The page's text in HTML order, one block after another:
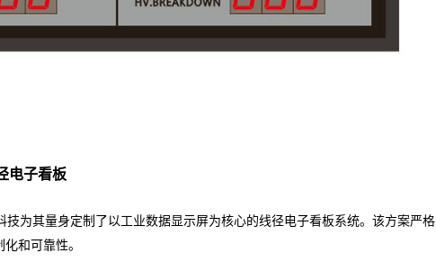
电子看板
技为其量身定制了以工业数据显示屏为核心的线径电子看板系统。该方案严格
和可靠性。